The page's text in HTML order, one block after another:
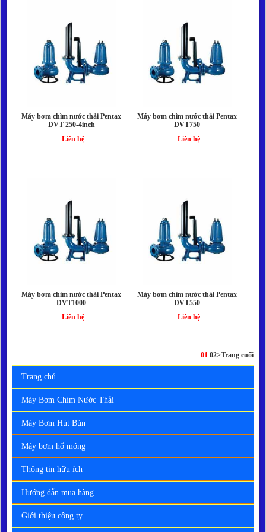
Máy bơm chìm nước thải Pentax
DVT 250-4inch
Liên hệ
Máy bơm chìm nước thải Pentax
DVT750
Liên hệ
Máy bơm chìm nước thải Pentax
DVT1000
Liên hệ
Máy bơm chìm nước thải Pentax
DVT550
Liên hệ
01 02>Trang cuối
Trang chủ
Máy Bơm Chìm Nước Thải
Máy Bơm Hút Bùn
Máy bơm hố móng
Thông tin hữu ích
Hướng dẫn mua hàng
Giới thiệu công ty